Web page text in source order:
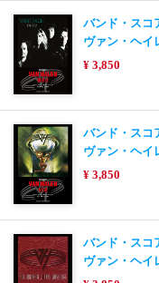
バンド・スコ
ヴァン・ヘイ
¥ 3,850
バンド・スコ
ヴァン・ヘイ
¥ 3,850
バンド・スコ
ヴァン・ヘイ